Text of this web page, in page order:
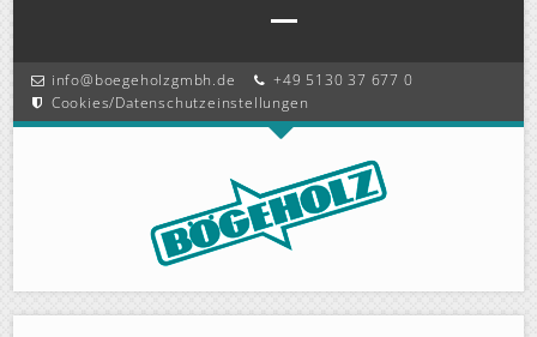
Navigation
überspringen
info@boegeholzgmbh.de
+49 5130 37 677 0
Cookies/Datenschutzeinstellungen